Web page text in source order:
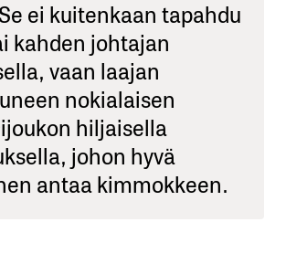
ei kuitenkaan tapahdu
kahden johtajan
vaan laajan
nokialaisen
hiljaisella
johon hyvä
antaa kimmokkeen.